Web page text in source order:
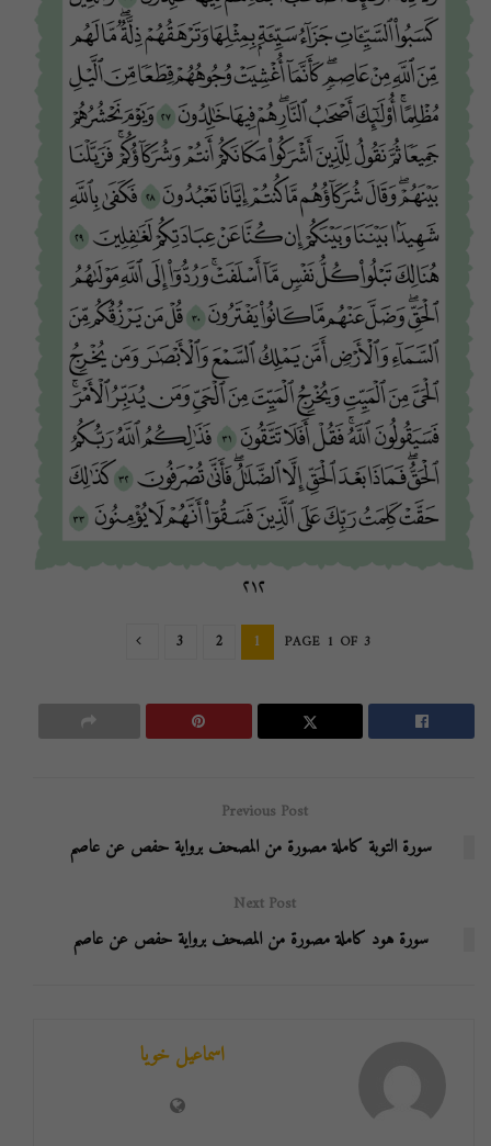
PAGE 1 OF 3
1
2
3
Previous Post
سورة التوبة كاملة مصورة من المصحف برواية حفص عن عاصم
Next Post
سورة هود كاملة مصورة من المصحف برواية حفص عن عاصم
اسماعيل خويا